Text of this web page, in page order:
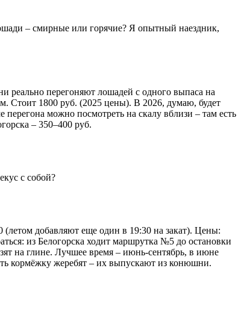
– смирные или горячие? Я опытный наездник,
реально перегоняют лошадей с одного выпаса на
Стоит 1800 руб. (2025 цены). В 2026, думаю, будет
можно посмотреть на скалу вблизи – там есть
– 350–400 руб.
с собой?
(летом добавляют еще один в 19:30 на закат). Цены:
из Белогорска ходит маршрутка №5 до остановки
на глине. Лучшее время – июнь-сентябрь, в июне
кормёжку жеребят – их выпускают из конюшни.